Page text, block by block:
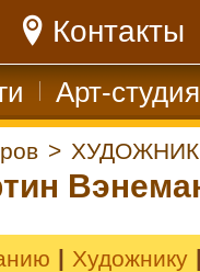
Контакты
Арт-студия
>
Художнику